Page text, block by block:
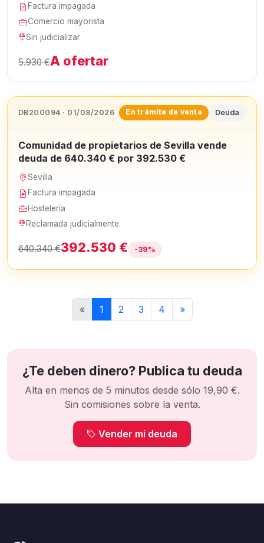
Factura impagada
Comercio mayorista
Sin judicializar
5.930 €A ofertar
DB200094 · 01/08/2026 En trámite de venta Deuda
Comunidad de propietarios de Sevilla vende
deuda de 640.340 € por 392.530 €
Sevilla
Factura impagada
Hostelería
Reclamada judicialmente
640.340 €392.530 € -39%
« 1 2 3 4 »
¿Te deben dinero? Publica tu deuda
Alta en menos de 5 minutos desde sólo 19,90 €.
Sin comisiones sobre la venta.
Vender mi deuda